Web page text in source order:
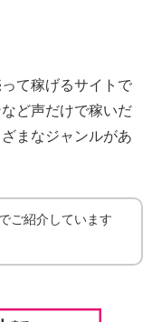
て稼げるサイトで
ど声だけで稼いだ
まなジャンルがあ
でご紹介しています